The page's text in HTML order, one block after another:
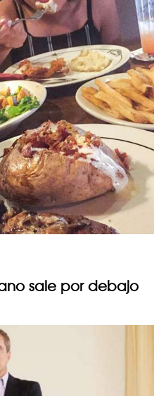
sale por debajo